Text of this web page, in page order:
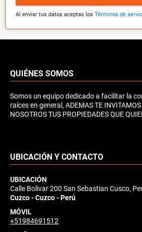
Al enviar tus datos aceptas los Términos de
QUIÉNES SOMOS
Somos un equipo dedicado a facilitar la
raíces en general, ADEMAS TE
NOSOTROS TUS PROPIEDADES QUE
UBICACIÓN Y CONTACTO
UBICACIÓN
Calle Bolivar 200 San Sebastian Cusco,
Cuzco - Cuzco - Perú
MÓVIL
+51984691512